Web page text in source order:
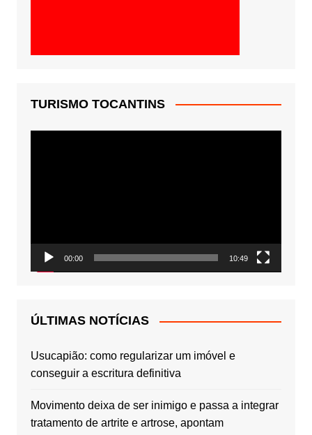
TURISMO TOCANTINS
00:00 10:49
ÚLTIMAS NOTÍCIAS
Usucapião: como regularizar um imóvel e
conseguir a escritura definitiva
Movimento deixa de ser inimigo e passa a integrar
tratamento de artrite e artrose, apontam